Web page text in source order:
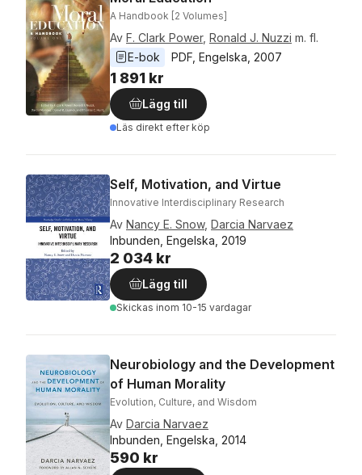
A Handbook [2 Volumes]
Av F. Clark Power, Ronald J. Nuzzi m. fl.
E-bok
PDF Engelska 2007
1 891 kr
Lägg till
Läs direkt efter köp
Self, Motivation, and Virtue
Innovative Interdisciplinary Research
Av Nancy E. Snow, Darcia Narvaez
Inbunden, Engelska, 2019
2 034 kr
Lägg till
Skickas inom 10-15 vardagar
Neurobiology and the Development
of Human Morality
Evolution, Culture, and Wisdom
Av Darcia Narvaez
Inbunden, Engelska, 2014
590 kr